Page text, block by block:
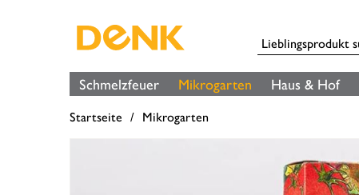
Schmelzfeuer Mikrogarten Haus & Hof
Startseite Mikrogarten